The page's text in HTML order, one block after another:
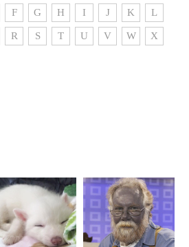
F G H I J K L
R S T U V W X